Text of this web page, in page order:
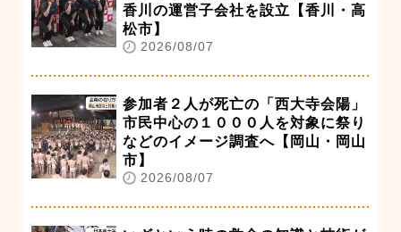
香川の運営子会社を設立【香川・高
松市】
2026/08/07
参加者２人が死亡の「西大寺会陽」
市民中心の１０００人を対象に祭り
などのイメージ調査へ【岡山・岡山
市】
2026/08/07